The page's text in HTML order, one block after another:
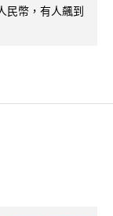
民幣，有人飆到